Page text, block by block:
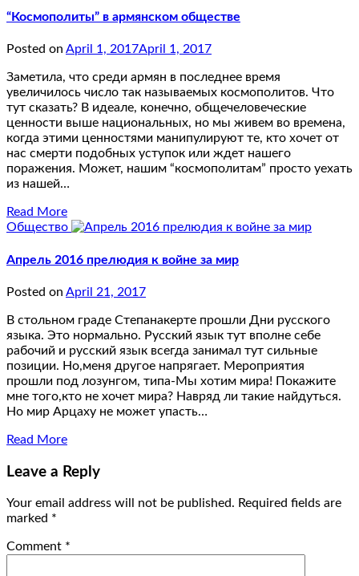
“Космополиты” в армянском обществе
Posted on April 1, 2017April 1, 2017
Заметила, что среди армян в последнее время
увеличилось число так называемых космополитов. Что
тут сказать? В идеале, конечно, общечеловеческие
ценности выше национальных, но мы живем во времена,
когда этими ценностями манипулируют те, кто хочет от
нас смерти подобных уступок или ждет нашего
поражения. Может, нашим “космополитам” просто уехать
из нашей…
Read More
Общество
Апрель 2016 прелюдия к войне за мир
Posted on April 21, 2017
В стольном граде Степанакерте прошли Дни русского
языка. Это нормально. Русский язык тут вполне себе
рабочий и русский язык всегда занимал тут сильные
позиции. Но,меня другое напрягает. Мероприятия
прошли под лозунгом, типа-Мы хотим мира! Покажите
мне того,кто не хочет мира? Навряд ли такие найдуться.
Но мир Арцаху не может упасть…
Read More
Leave a Reply
Your email address will not be published. Required fields are
marked *
Comment *